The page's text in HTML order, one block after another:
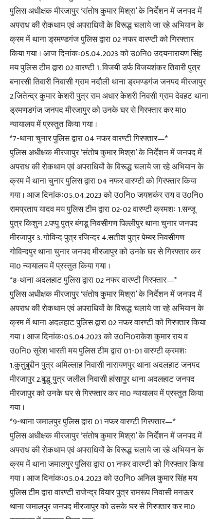
पुलिस अधीक्षक मीरजापुर ‘संतोष कुमार मिश्रा’ के निर्देशन में जनपद में
अपराध की रोकथाम एवं अपराधियों के विरूद्ध चलाये जा रहे अभियान के
क्रम में थाना ड्रमण्डगंज पुलिस द्वारा 02 नफर वारण्टी को गिरफ्तार
किया गया । आज दिनांकः05.04.2023 को उ0नि0 उदयनारायण सिंह
मय पुलिस टीम द्वारा 02 वारण्टी 1. विजयी उर्फ विजयशंकर तिवारी पुत्र
बनारसी तिवारी निवासी ग्राम नदौली थाना ड्रमण्डगंज जनपद मीरजापुर
2.जितेन्द्र कुमार केशरी पुत्र राम अधार केशरी निवसी ग्राम देवहट थाना
ड्रमणडगंज जनपद मीरजापुर को उनके घर से गिरफ्तार कर मा0
न्यायालय में प्रस्तुत किया गया ।
*7-थाना चुनार पुलिस द्वारा 04 नफर वारण्टी गिरफ्तार—*
पुलिस अधीक्षक मीरजापुर ‘संतोष कुमार मिश्रा’ के निर्देशन में जनपद में
अपराध की रोकथाम एवं अपराधियों के विरूद्ध चलाये जा रहे अभियान के
क्रम में थाना चुनार पुलिस द्वारा 04 नफर वारण्टी को गिरफ्तार किया
गया । आज दिनांकः05.04.2023 को उ0नि0 जयशकंर राय व उ0नि0
रामप्रताप यादव मय पुलिस टीम द्वारा 02-02 वारण्टी क्रमशः 1.सन्जू
पुत्र किशुन 2.पप्पु पुत्र बंगडू निवसीगण पिल्लीपुर थाना चुनार जनपद
मीरजापुर 3. गोविन्द पुत्र रजिन्दर 4.सतीश पुत्र पेम्बर निवसीगण
गोविन्दपुर थाना चुनार जनपद मीरजापुर को उनके घर से गिरफ्तार कर
मा0 न्यायालय में प्रस्तुत किया गया ।
*8-थाना अदलहाट पुलिस द्वारा 02 नफर वारण्टी गिरफ्तार—*
पुलिस अधीक्षक मीरजापुर ‘संतोष कुमार मिश्रा’ के निर्देशन में जनपद में
अपराध की रोकथाम एवं अपराधियों के विरूद्ध चलाये जा रहे अभियान के
क्रम में थाना अदलहाट पुलिस द्वारा 02 नफर वारण्टी को गिरफ्तार किया
गया । आज दिनांकः05.04.2023 को उ0नि0राकेश कुमार राय व
उ0नि0 सुरेश भारती मय पुलिस टीम द्वारा 01-01 वारण्टी क्रमशः
1.कुतुबुद्दीन पुत्र अमिल्लाह निवासी नारायणपुर थाना अदलहाट जनपद
मीरजापुर 2.बुद्धू पुत्र जलील निवासी हांसापुर थाना अदलहाट जनपद
मीरजापुर को उनके घर से गिरफ्तार कर मा0 न्यायालय में प्रस्तुत किया
गया ।
*9-थाना जमालपुर पुलिस द्वारा 01 नफर वारण्टी गिरफ्तार—*
पुलिस अधीक्षक मीरजापुर ‘संतोष कुमार मिश्रा’ के निर्देशन में जनपद में
अपराध की रोकथाम एवं अपराधियों के विरूद्ध चलाये जा रहे अभियान के
क्रम में थाना जमालपुर पुलिस द्वारा 01 नफर वारण्टी को गिरफ्तार किया
गया । आज दिनांकः05.04.2023 को उ0नि0 अनिल कुमार सिंह मय
पुलिस टीम द्वारा वारण्टी राजेन्द्र वियार पुत्र रामरूप निवासी मनऊर
थाना जमालपुर जनपद मीरजापुर को उसके घर से गिरफ्तार कर मा0